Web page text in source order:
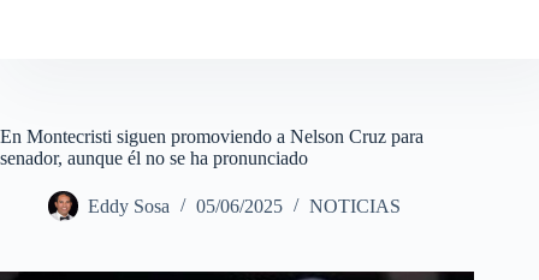
En Montecristi siguen promoviendo a Nelson Cruz para
senador, aunque él no se ha pronunciado
Eddy Sosa 05/06/2025 NOTICIAS